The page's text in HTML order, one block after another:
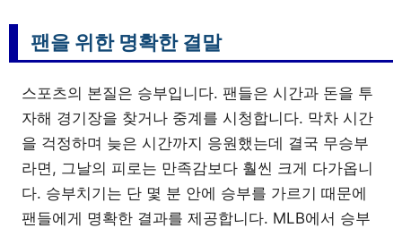
팬을 위한 명확한 결말
스포츠의 본질은 승부입니다. 팬들은 시간과 돈을 투
자해 경기장을 찾거나 중계를 시청합니다. 막차 시간
을 걱정하며 늦은 시간까지 응원했는데 결국 무승부
라면, 그날의 피로는 만족감보다 훨씬 크게 다가옵니
다. 승부치기는 단 몇 분 안에 승부를 가르기 때문에
팬들에게 명확한 결과를 제공합니다. MLB에서 승부